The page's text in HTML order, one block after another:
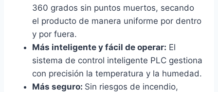
360 grados sin puntos muertos, secando
el producto de manera uniforme por dentro
y por fuera.
Más inteligente y fácil de operar: El
sistema de control inteligente PLC gestiona
con precisión la temperatura y la humedad.
Más seguro: Sin riesgos de incendio,